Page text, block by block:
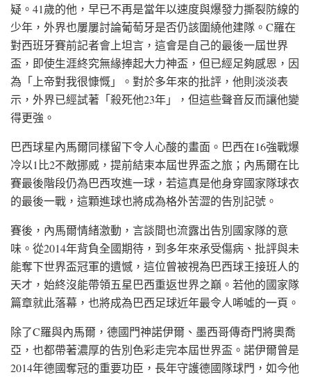
疑。41歲的他，早已不再是當年以速度與爆發力撕裂防線的
少年，外界也屢屢討論葡萄牙是否仍該圍繞他建隊。C羅在
對西班牙賽前記者會上坦言，這會是自己的最後一屆世界
盃，即使生涯終究無緣捧起大力神盃，但已經足夠感恩，因
為「上帝對我很慷慨」。對於多年來的批評，他則淡淡表
示，外界已經試著「殺死他23年」，但這些聲音反而讓他變
得更強。
巴西球星內馬爾同樣留下令人心酸的畫面。巴西在16強戰爆
冷以1比2不敵挪威，提前結束本屆世界盃之旅；內馬爾在比
賽最後階段仍為巴西攻進一球，若這真是他身穿國家隊球衣
的最後一戰，這顆進球也將成為格外苦澀的告別記號。
賽後，內馬爾情緒激動，言談間也流露出告別國家隊的意
味。從2014年背負全國期待，到多年來承受傷病、批評與未
能奪下世界盃冠軍的遺憾，這位曾被視為巴西球王接班人的
天才，始終沒能帶領五星巴西重返世界之巔。若他的國家隊
篇章就此落幕，也將成為巴西足球近年最令人唏噓的一頁。
除了C羅與內馬爾，德國門神諾伊爾、墨西哥傳奇門將奧喬
亞，也都帶著濃厚的告別色彩走完本屆世界盃。諾伊爾曾是
2014年德國奪冠的重要功臣，長年守護德國隊球門，如今他